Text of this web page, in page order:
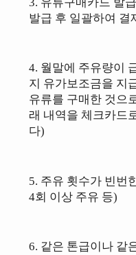
발급 후 일괄하여 결
4. 월말에 주유량이
지 유가보조금을 지
유류를 구매한 것으
래 내역을 체크카드
다)
5. 주유 횟수가 빈번
4회 이상 주유 등)
6. 같은 톤급이나 같